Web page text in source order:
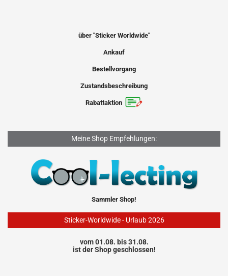
über "Sticker Worldwide"
Ankauf
Bestellvorgang
Zustandsbeschreibung
Rabattaktion
Meine Shop Empfehlungen:
Sammler Shop!
Sticker-Worldwide - Urlaub 2026
vom 01.08. bis 31.08.
ist der Shop geschlossen!